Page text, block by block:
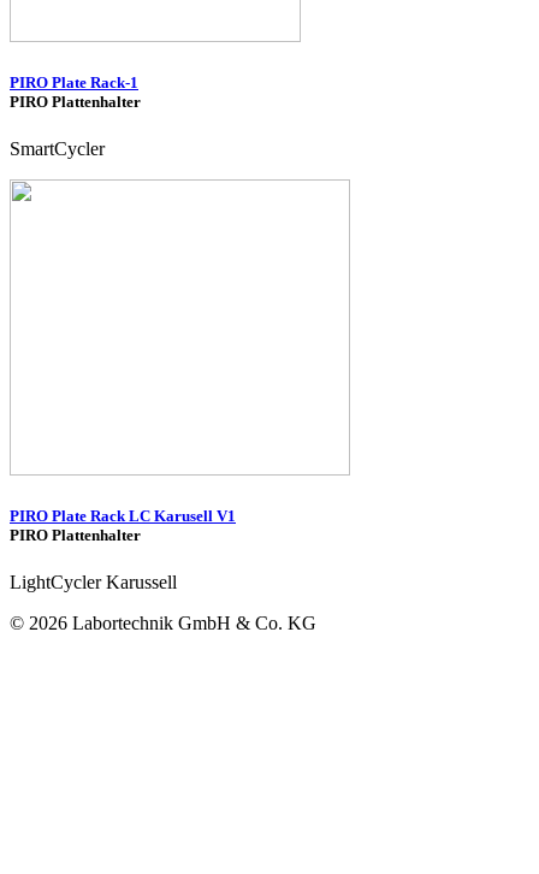
PIRO Plate Rack-1
PIRO Plattenhalter
SmartCycler
PIRO Plate Rack LC Karusell V1
PIRO Plattenhalter
LightCycler Karussell
© 2026 Labortechnik GmbH & Co. KG